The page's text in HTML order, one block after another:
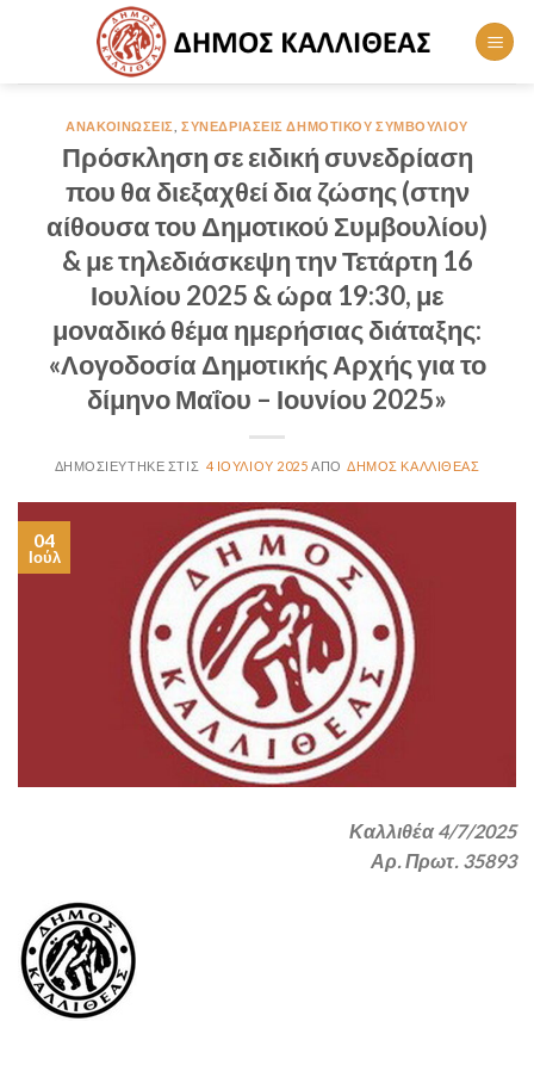
ΑΝΑΚΟΙΝΏΣΕΙΣ ,ΣΥΝΕΔΡΙΆΣΕΙΣ ΔΗΜΟΤΙΚΟΎ ΣΥΜΒΟΥΛΊΟΥ
Πρόσκληση σε ειδική συνεδρίαση
που θα διεξαχθεί δια ζώσης (στην
αίθουσα του Δημοτικού Συμβουλίου)
& με τηλεδιάσκεψη την Τετάρτη 16
Ιουλίου 2025 & ώρα 19:30, με
μοναδικό θέμα ημερήσιας διάταξης:
«Λογοδοσία Δημοτικής Αρχής για το
δίμηνο Μαΐου – Ιουνίου 2025»
4 ΙΟΥΛΊΟΥ 2025 ΔΉΜΟΣ ΚΑΛΛΙΘΈΑΣ
04
Ιούλ
Καλλιθέα 4/7/2025
Αρ. Πρωτ. 35893